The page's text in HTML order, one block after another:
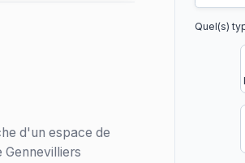
d'un espace de
Gennevilliers
Quel(s)